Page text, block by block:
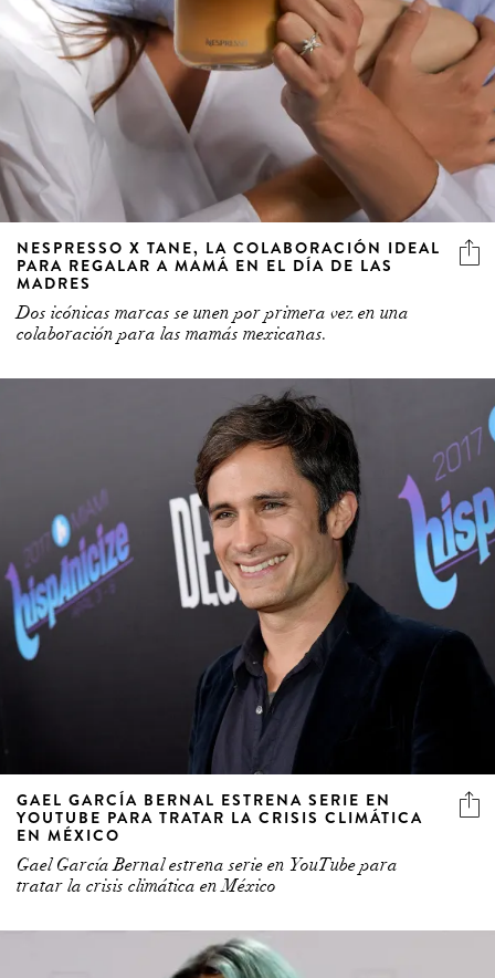
NESPRESSO X TANE, LA COLABORACIÓN IDEAL
PARA REGALAR A MAMÁ EN EL DÍA DE LAS
MADRES
Dos icónicas marcas se unen por primera vez en una
colaboración para las mamás mexicanas.
GAEL GARCÍA BERNAL ESTRENA SERIE EN
YOUTUBE PARA TRATAR LA CRISIS CLIMÁTICA
EN MÉXICO
Gael García Bernal estrena serie en YouTube para
tratar la crisis climática en México